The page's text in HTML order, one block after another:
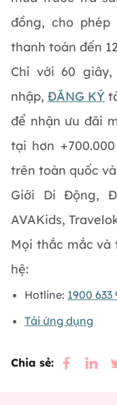
đồng, cho
thanh toán đến
Chỉ với 60
nhập, ĐĂNG KÝ
để nhận ưu đãi
tại hơn
trên toàn quốc
Giới Di Động,
AVAKids,
Mọi thắc mắc
hệ:
Hotline: 1900 633
Tải ứng dụng
Chia sẻ: